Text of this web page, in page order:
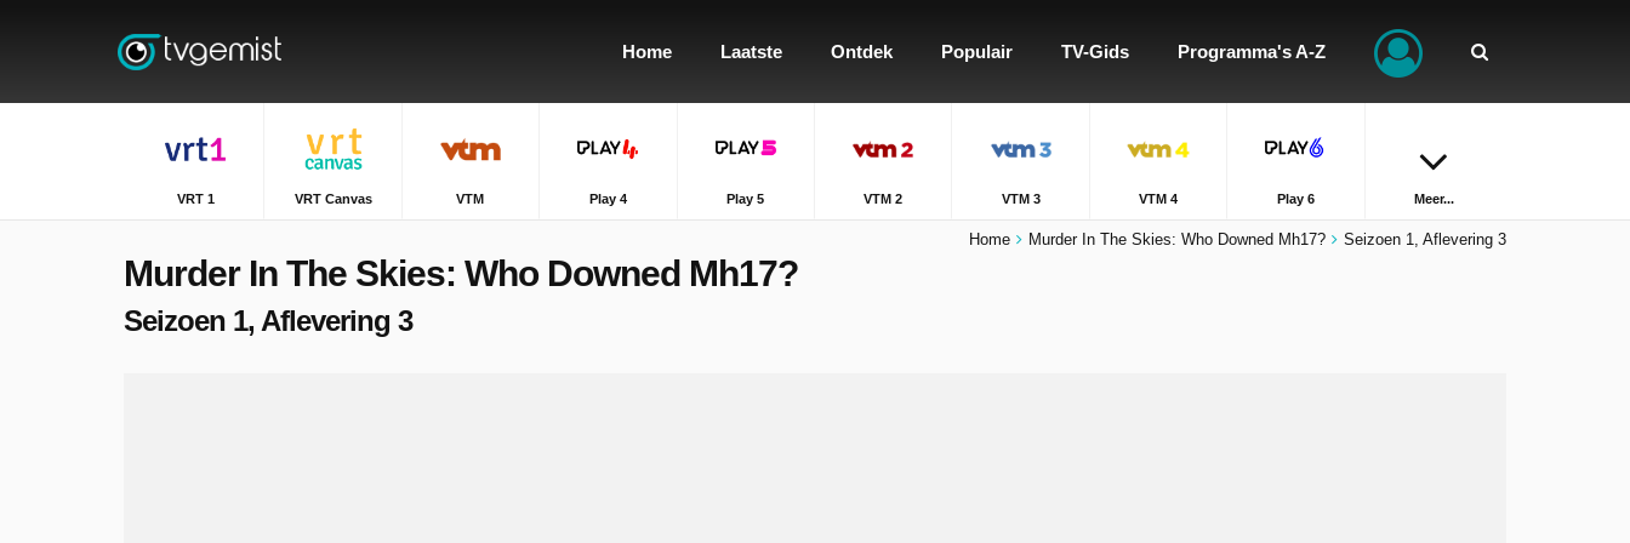
Home Laatste Ontdek Populair TV-Gids Programma's A-Z
VRT 1 VRT Canvas VTM Play 4 Play 5 VTM 2 VTM 3 VTM 4 Play 6 Meer...
Home Murder In The Skies: Who Downed Mh17? Seizoen 1, Aflevering 3
Murder In The Skies: Who Downed Mh17?
Seizoen 1, Aflevering 3